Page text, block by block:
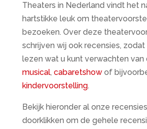
Theaters in Nederland vindt het
hartstikke leuk om
bezoeken. Over deze
schrijven wij ook recensies,
lezen wat u kunt verwachten van
musical, cabaretshowof
kindervoorstelling.
Bekijk hieronder al onze
doorklikken om de gehele